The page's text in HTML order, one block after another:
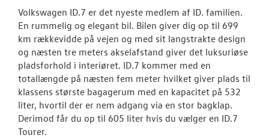
Elektrisk
Modeller
ID. Polo
Aktuelle
ID.3 Neo
Volkswagen ID.7 er det nyeste medlem af ID. familien.
En rummelig og elegant bil. Bilen giver dig op til 699
km rækkevidde på vejen og med sit langstrakte design
og næsten tre meters akselafstand giver det luksuriøse
pladsforhold i interiøret. ID.7 kommer med en
totallængde på næsten fem meter hvilket giver plads til
klassens største bagagerum med en kapacitet på 532
liter, hvortil der er nem adgang via en stor bagklap.
Derimod får du op til 605 liter hvis du vælger en ID.7
Tourer.